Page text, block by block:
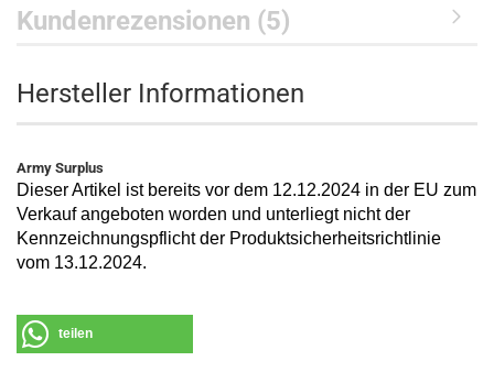
Kundenrezensionen (5)
Hersteller Informationen
Army Surplus
Dieser Artikel ist bereits vor dem 12.12.2024 in der EU zum
Verkauf angeboten worden und unterliegt nicht der
Kennzeichnungspflicht der Produktsicherheitsrichtlinie
vom 13.12.2024.
teilen